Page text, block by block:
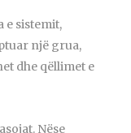
e sistemit,
një grua,
dhe qëllimet e
Nëse